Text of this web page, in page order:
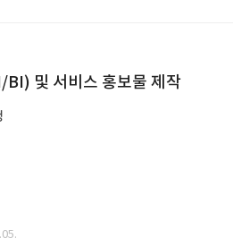
및 서비스 홍보물 제작